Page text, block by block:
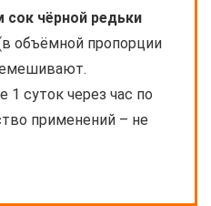
чёрной редьки
объёмной пропорции
1 суток через час по
применений – не